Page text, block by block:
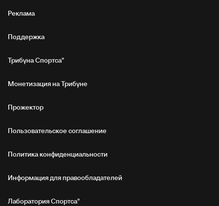
Реклама
Поддержка
Трибуна Спортса"
Монетизация на Трибуне
Прожектор
Пользовательское соглашение
Политика конфиденциальности
Информация для правообладателей
Лаборатория Спортса"